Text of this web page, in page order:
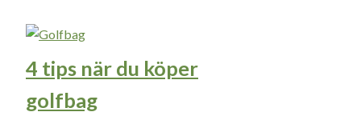
4 tips när du köper
golfbag